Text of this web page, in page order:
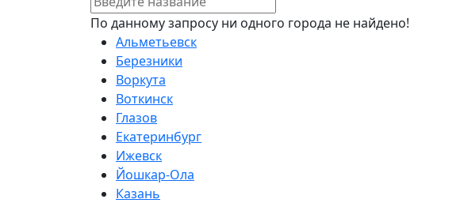
По данному запросу ни одного города не найдено!
Альметьевск
Березники
Воркута
Воткинск
Глазов
Екатеринбург
Ижевск
Йошкар-Ола
Казань